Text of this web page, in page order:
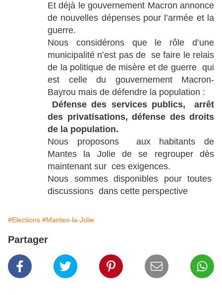
Et déjà le gouvernement Macron annonce
de nouvelles dépenses pour l’armée et la
guerre.
Nous considérons que le rôle d’une
municipalité n’est pas de se faire le relais
de la politique de misère et de guerre qui
est celle du gouvernement Macron-
Bayrou mais de défendre la population :
Défense des services publics, arrêt
des privatisations, défense des droits
de la population.
Nous proposons aux habitants de
Mantes la Jolie de se regrouper dès
maintenant sur ces exigences.
Nous sommes disponibles pour toutes
discussions dans cette perspective
#Elections #Mantes-la-Jolie
Partager